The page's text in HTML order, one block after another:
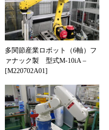
多関節産業ロボット（6軸）フ
ァナック製 型式M-10iA –
[M220702A01]